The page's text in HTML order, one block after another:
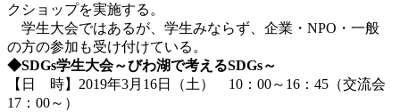
クショップを実施する。
学生大会ではあるが、学生みならず、企業・NPO・一般
の方の参加も受け付けている。
◆SDGs学生大会～びわ湖で考えるSDGs～
【日 時】2019年3月16日（土） 10：00～16：45（交流会
17：00～）